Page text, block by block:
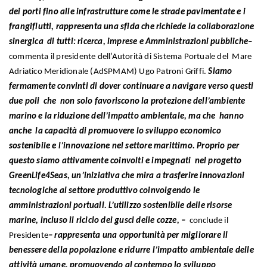
dei porti fino alle infrastrutture come le strade pavimentate e i
frangiflutti, rappresenta una sfida che richiede la collaborazione
sinergica di tutti: ricerca, imprese e Amministrazioni pubbliche–
commenta il presidente dell’Autorità di Sistema Portuale del Mare
Adriatico Meridionale (AdSPMAM) Ugo Patroni Griffi.Siamo
fermamente convinti di dover continuare a navigare verso questi
due poli che non solo favoriscono la protezione dell’ambiente
marino e la riduzione dell’impatto ambientale, ma che hanno
anche la capacità di promuovere lo sviluppo economico
sostenibile e l’innovazione nel settore marittimo. Proprio per
questo siamo attivamente coinvolti e impegnati nel progetto
GreenLife4Seas, un’iniziativa che mira a trasferire innovazioni
tecnologiche al settore produttivo coinvolgendo le
amministrazioni portuali. L’utilizzo sostenibile delle risorse
marine, incluso il riciclo dei gusci delle cozze, – conclude il
Presidente– rappresenta una opportunità per migliorare il
benessere della popolazione e ridurre l’impatto ambientale delle